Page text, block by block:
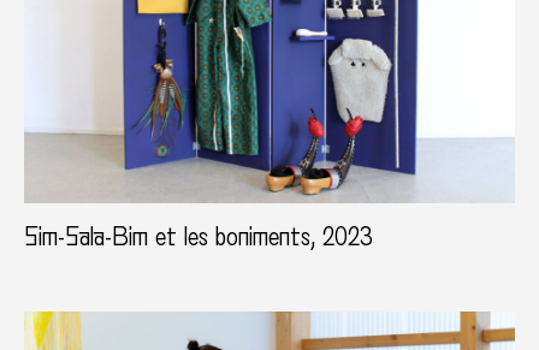
Sim-Sala-Bim et les boniments, 2023